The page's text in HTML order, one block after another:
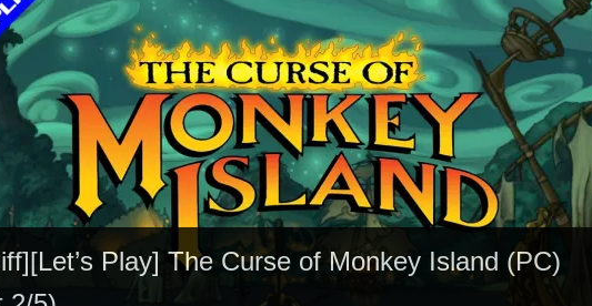
Play] The Curse of Monkey Island (PC)